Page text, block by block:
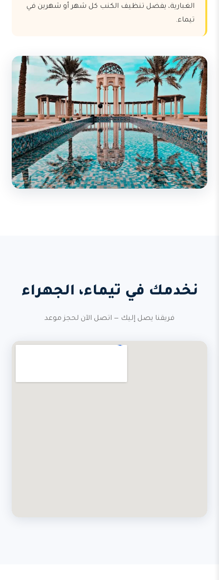
الغبارية، يفضل تنظيف الكنب كل شهر أو شهرين في
تيماء.
نخدمك في تيماء، الجهراء
فريقنا يصل إليك — اتصل الآن لحجز موعد